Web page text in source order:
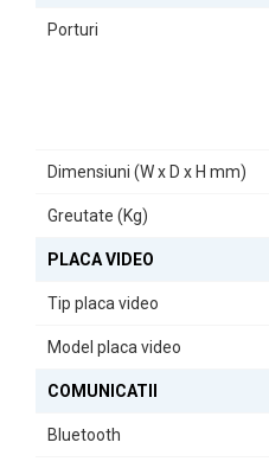
Porturi
Dimensiuni (W x D x H mm)
Greutate (Kg)
PLACA VIDEO
Tip placa video
Model placa video
COMUNICATII
Bluetooth